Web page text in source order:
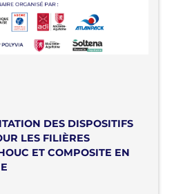
DES DISPOSITIFS
LES FILIÈRES
ET COMPOSITE EN